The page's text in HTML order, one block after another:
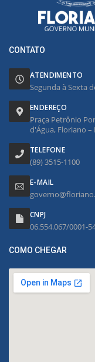
CONTATO
ATENDIMENTO
Segunda à Sexta
ENDEREÇO
Praça Petrônio
d'Água, Floriano –
TELEFONE
(89) 3515-1100
E-MAIL
CNPJ
06.554.067/0001-
COMO CHEGAR